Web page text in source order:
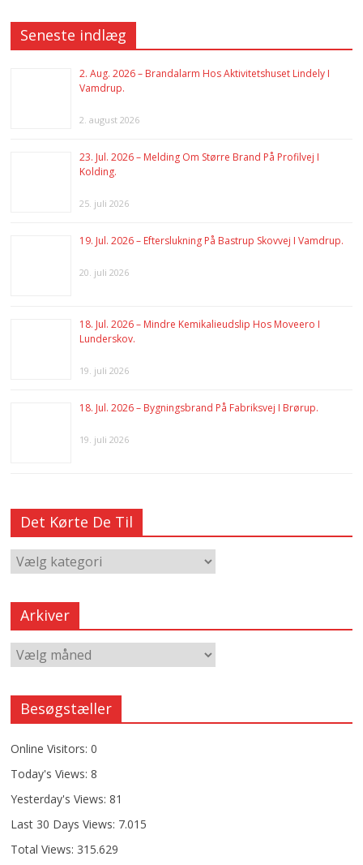
Seneste indlæg
2. Aug. 2026 – Brandalarm Hos Aktivitetshuset Lindely I
Vamdrup.
2. august 2026
23. Jul. 2026 – Melding Om Større Brand På Profilvej I
Kolding.
25. juli 2026
19. Jul. 2026 – Efterslukning På Bastrup Skovvej I Vamdrup.
20. juli 2026
18. Jul. 2026 – Mindre Kemikalieudslip Hos Moveero I
Lunderskov.
19. juli 2026
18. Jul. 2026 – Bygningsbrand På Fabriksvej I Brørup.
19. juli 2026
Det Kørte De Til
Arkiver
Besøgstæller
Online Visitors:0
Today's Views:8
Yesterday's Views:81
Last 30 Days Views: 7.015
Total Views: 315.629